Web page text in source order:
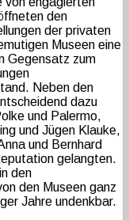
den
der privaten
Museen eine
Gegensatz zum
Neben den
dazu
und Palermo,
und Jügen Klauke,
und Bernhard
gelangten.
den
den Museen ganz
Jahre undenkbar.